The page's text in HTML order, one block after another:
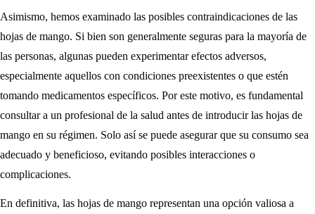
Asimismo, hemos examinado las posibles contraindicaciones de las
hojas de mango. Si bien son generalmente seguras para la mayoría de
las personas, algunas pueden experimentar efectos adversos,
especialmente aquellos con condiciones preexistentes o que estén
tomando medicamentos específicos. Por este motivo, es fundamental
consultar a un profesional de la salud antes de introducir las hojas de
mango en su régimen. Solo así se puede asegurar que su consumo sea
adecuado y beneficioso, evitando posibles interacciones o
complicaciones.
En definitiva, las hojas de mango representan una opción valiosa a